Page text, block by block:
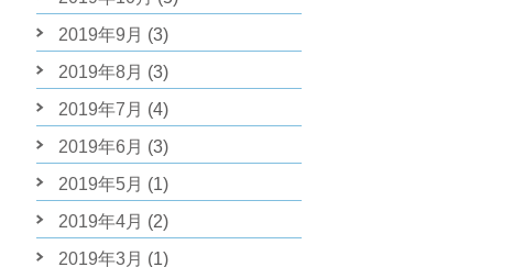
2019年9月 (3)
2019年8月 (3)
2019年7月 (4)
2019年6月 (3)
2019年5月 (1)
2019年4月 (2)
2019年3月 (1)